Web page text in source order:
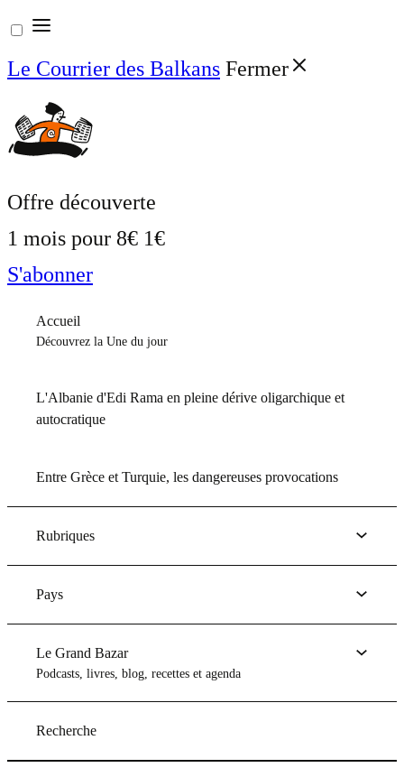
Aller
au
contenu
Le Courrier des Balkans Fermer
Offre découverte
1 mois pour 8€ 1€
S'abonner
Accueil
Découvrez la Une du jour
L'Albanie d'Edi Rama en pleine dérive oligarchique et
autocratique
Entre Grèce et Turquie, les dangereuses provocations
Rubriques
Pays
Le Grand Bazar
Podcasts, livres, blog, recettes et agenda
Recherche